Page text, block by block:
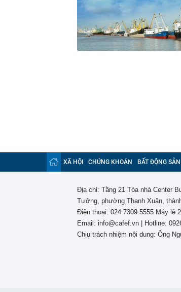
XÃ HỘI CHỨNG KHOÁN BẤT ĐỘNG SẢN
Địa chỉ: Tầng 21 Tòa nhà Center
Tưởng, phường Thanh Xuân,
Điện thoại: 024 7309 5555 Máy lẻ
Email: info@cafef.vn | Hotline:
Chịu trách nhiệm nội dung: Ông